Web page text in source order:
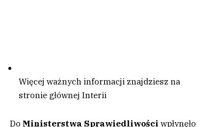
Więcej ważnych informacji znajdziesz na
stronie głównej Interii
Do Ministerstwa Sprawiedliwości wpłynęło